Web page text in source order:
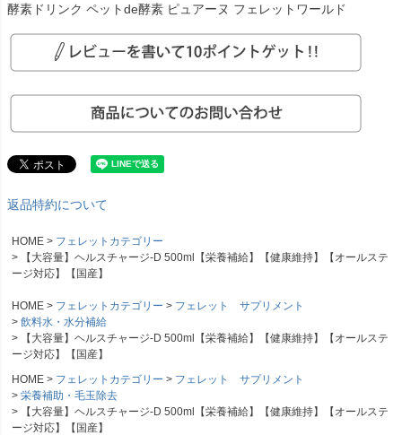
酵素ドリンク ペットde酵素 ピュアーヌ フェレットワールド
返品特約について
HOME
フェレットカテゴリー
【大容量】ヘルスチャージ-D 500ml【栄養補給】【健康維持】【オールステ
ージ対応】【国産】
HOME フェレットカテゴリー
フェレット サプリメント
飲料水・水分補給
【大容量】ヘルスチャージ-D 500ml【栄養補給】【健康維持】【オールステ
ージ対応】【国産】
HOME
フェレットカテゴリー
フェレット サプリメント
栄養補助・毛玉除去
【大容量】ヘルスチャージ-D 500ml【栄養補給】【健康維持】【オールステ
ージ対応】【国産】